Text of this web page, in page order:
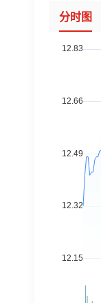
分时图